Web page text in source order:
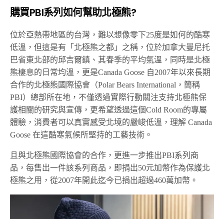
購買PBI系列如何幫助北極熊?
位於亞熱帶地區的台灣，難以想像零下25度是如何的酷寒
低溫，但這是有「北極熊之都」之稱，位於加拿大曼尼托
巴省東北部的邱吉爾鎮、其春季的平均氣溫，同時是北極
熊棲息的日常均溫，更是Canada Goose 自2007年以來長期
合作的北極熊國際協會（Polar Bears International，簡稱
PBI）總部所在地，不僅透過實際行動關注支持北極熊保
護相關的研究與宣傳，更希望透過這個Cold Room的專屬
體驗，消費者可以真實感受北境的嚴峻低溫，理解 Canada
Goose 在這酷寒氣候所堅持的工藝技術。
且與北極熊國際協會的合作，更進一步推出PBI系列商
品，每售出一件該系列商品，即捐出50元加幣作為保護北
極熊之用，從2007年開此迄今已捐出超過460萬加幣。